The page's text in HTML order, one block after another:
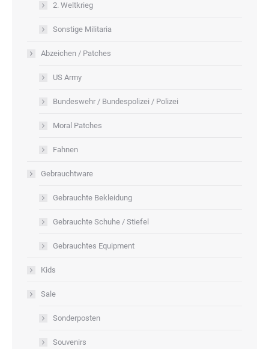
2. Weltkrieg
Sonstige Militaria
Abzeichen / Patches
US Army
Bundeswehr / Bundespolizei / Polizei
Moral Patches
Fahnen
Gebrauchtware
Gebrauchte Bekleidung
Gebrauchte Schuhe / Stiefel
Gebrauchtes Equipment
Kids
Sale
Sonderposten
Souvenirs